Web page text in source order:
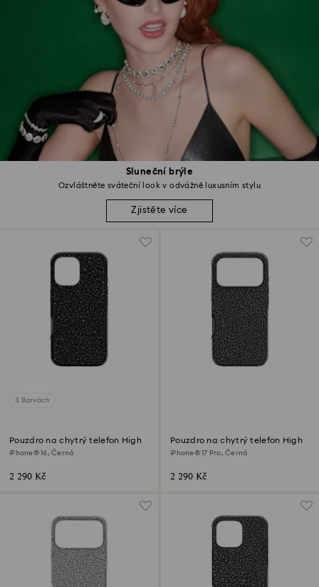
Sluneční brýle
Ozvláštněte sváteční look v odvážně luxusním stylu
Zjistěte více
3 Barvách
Pouzdro na chytrý telefon High
iPhone® 16, Černá
2 290 Kč
Pouzdro na chytrý telefon High
iPhone® 17 Pro, Černá
2 290 Kč